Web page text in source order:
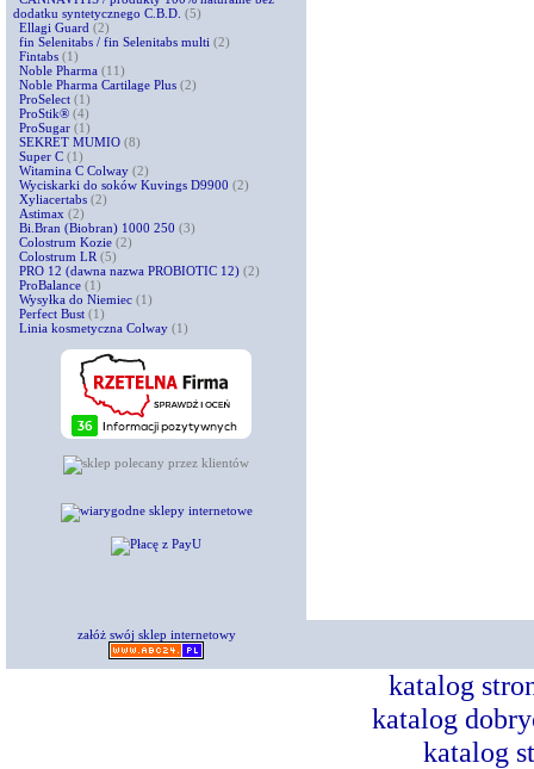
dodatku syntetycznego C.B.D. (5)
Ellagi Guard (2)
fin Selenitabs / fin Selenitabs multi (2)
Fintabs (1)
Noble Pharma (11)
Noble Pharma Cartilage Plus (2)
ProSelect (1)
ProStik® (4)
ProSugar (1)
SEKRET MUMIO (8)
Super C (1)
Witamina C Colway (2)
Wyciskarki do soków Kuvings D9900 (2)
Xyliacertabs (2)
Astimax (2)
Bi.Bran (Biobran) 1000 250 (3)
Colostrum Kozie (2)
Colostrum LR (5)
PRO 12 (dawna nazwa PROBIOTIC 12) (2)
ProBalance (1)
Wysyłka do Niemiec (1)
Perfect Bust (1)
Linia kosmetyczna Colway (1)
załóż swój sklep internetowy
katalog
katalog
katalog